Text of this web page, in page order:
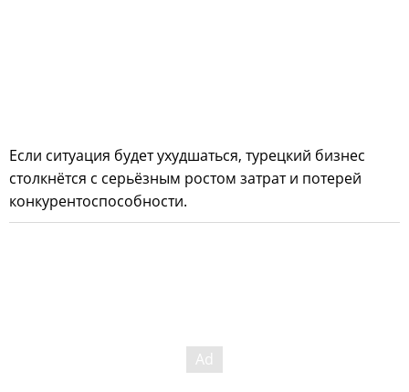
Если ситуация будет ухудшаться, турецкий бизнес
столкнётся с серьёзным ростом затрат и потерей
конкурентоспособности.